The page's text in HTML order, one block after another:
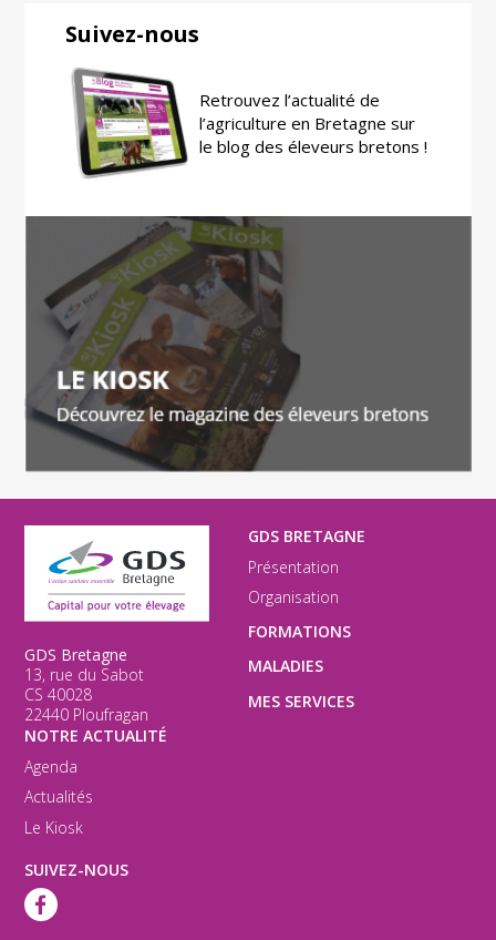
Suivez-nous
Retrouvez l’actualité de
l’agriculture en Bretagne sur
le blog des éleveurs bretons !
GDS Bretagne
13, rue du Sabot
CS 40028
22440 Ploufragan
GDS BRETAGNE
Présentation
Organisation
FORMATIONS
MALADIES
MES SERVICES
NOTRE ACTUALITÉ
Agenda
Actualités
Le Kiosk
SUIVEZ-NOUS